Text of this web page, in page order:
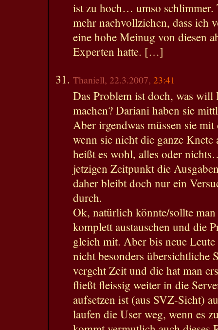
ist zu hoch… umso schlimmer.
mehr nachvollziehen, dass ich
eine hohe Meinug von diesen
Experten hatte. […]
Thaniell, 22.3.2007, 23:41
Das Problem ist doch, was
machen? Dariani haben sie
Aber irgendwas müssen sie
wenn sie nicht die ganze
heißt es wohl, alles oder
jetzigen Zeitpunkt die
daher bleibt doch nur ein
durch.
Ok, natürlich könnte/sollte
komplett austauschen und die
gleich mit. Aber bis neue
nicht besonders übersichtliche
vergeht Zeit und die hat man
fließt fleissig weiter in die
aufsetzen ist (aus SVZ-Sicht)
laufen die User weg, wenn es